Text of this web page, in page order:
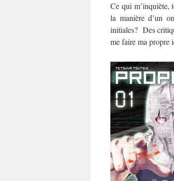
Ce qui m’inquiète,
la manière d’un
initiales? Des
me faire ma propre